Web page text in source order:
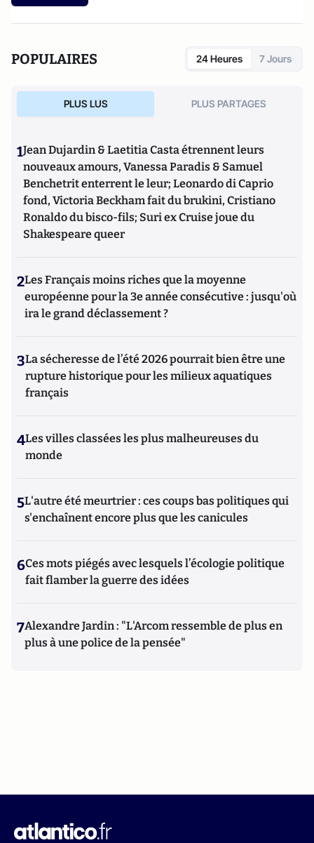
POPULAIRES 24 Heures 7 Jours
PLUS LUS PLUS PARTAGES
1Jean Dujardin & Laetitia Casta étrennent leurs
nouveaux amours, Vanessa Paradis & Samuel
Benchetrit enterrent le leur; Leonardo di Caprio
fond, Victoria Beckham fait du brukini, Cristiano
Ronaldo du bisco-fils; Suri ex Cruise joue du
Shakespeare queer
2Les Français moins riches que la moyenne
européenne pour la 3e année consécutive : jusqu'où
ira le grand déclassement ?
3La sécheresse de l’été 2026 pourrait bien être une
rupture historique pour les milieux aquatiques
français
4Les villes classées les plus malheureuses du
monde
5L'autre été meurtrier : ces coups bas politiques qui
s'enchaînent encore plus que les canicules
6Ces mots piégés avec lesquels l’écologie politique
fait flamber la guerre des idées
7Alexandre Jardin : "L'Arcom ressemble de plus en
plus à une police de la pensée"